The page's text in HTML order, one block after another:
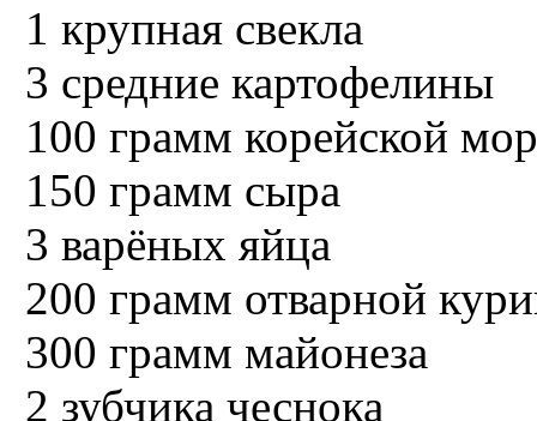
1 крупная свекла
3 средние картофелины
100 грамм корейской
150 грамм сыра
3 варёных яйца
200 грамм отварной
300 грамм майонеза
2 зубчика чеснока